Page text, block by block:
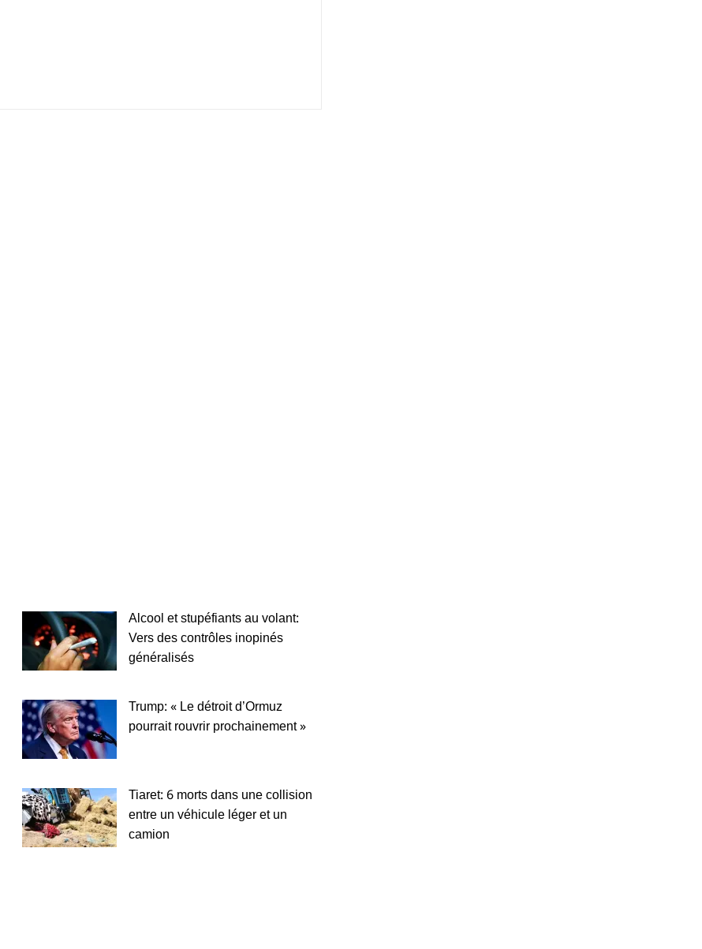
Alcool et stupéfiants au volant:
Vers des contrôles inopinés
généralisés
Trump: « Le détroit d’Ormuz
pourrait rouvrir prochainement »
Tiaret: 6 morts dans une collision
entre un véhicule léger et un
camion